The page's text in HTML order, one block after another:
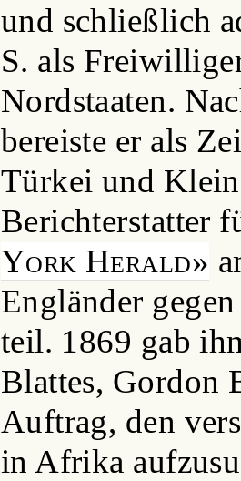
und schließlich
S. als
Nordstaaten.
bereiste er als
Türkei und
Berichterstatter
York Herald»
Engländer
teil. 1869 gab
Blattes, Gordon
Auftrag, den
in Afrika